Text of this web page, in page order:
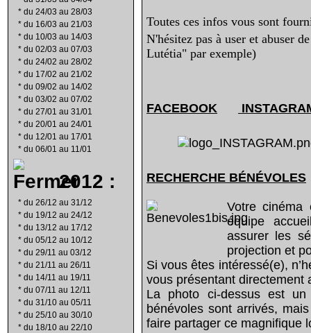
* du 24/03 au 28/03
* du 16/03 au 21/03
* du 10/03 au 14/03
* du 02/03 au 07/03
* du 24/02 au 28/02
* du 17/02 au 21/02
* du 09/02 au 14/02
* du 03/02 au 07/02
* du 27/01 au 31/01
* du 20/01 au 24/01
* du 12/01 au 17/01
* du 06/01 au 11/01
2012 :
* du 26/12 au 31/12
* du 19/12 au 24/12
* du 13/12 au 17/12
* du 05/12 au 10/12
* du 29/11 au 03/12
* du 21/11 au 26/11
* du 14/11 au 19/11
* du 07/11 au 12/11
* du 31/10 au 05/11
* du 25/10 au 30/10
* du 18/10 au 22/10
Toutes ces infos vous sont
N'hésitez pas à user et abuser
Lutétia" par exemple)
FACEBOOK
RECHERCHE BÉNÉVOLES
Votre cinéma
équipe
assurer les
projection et
Si vous êtes intéressé(e),
vous présentant directement
La photo ci-dessus est
bénévoles sont arrivés,
faire partager ce magnifique